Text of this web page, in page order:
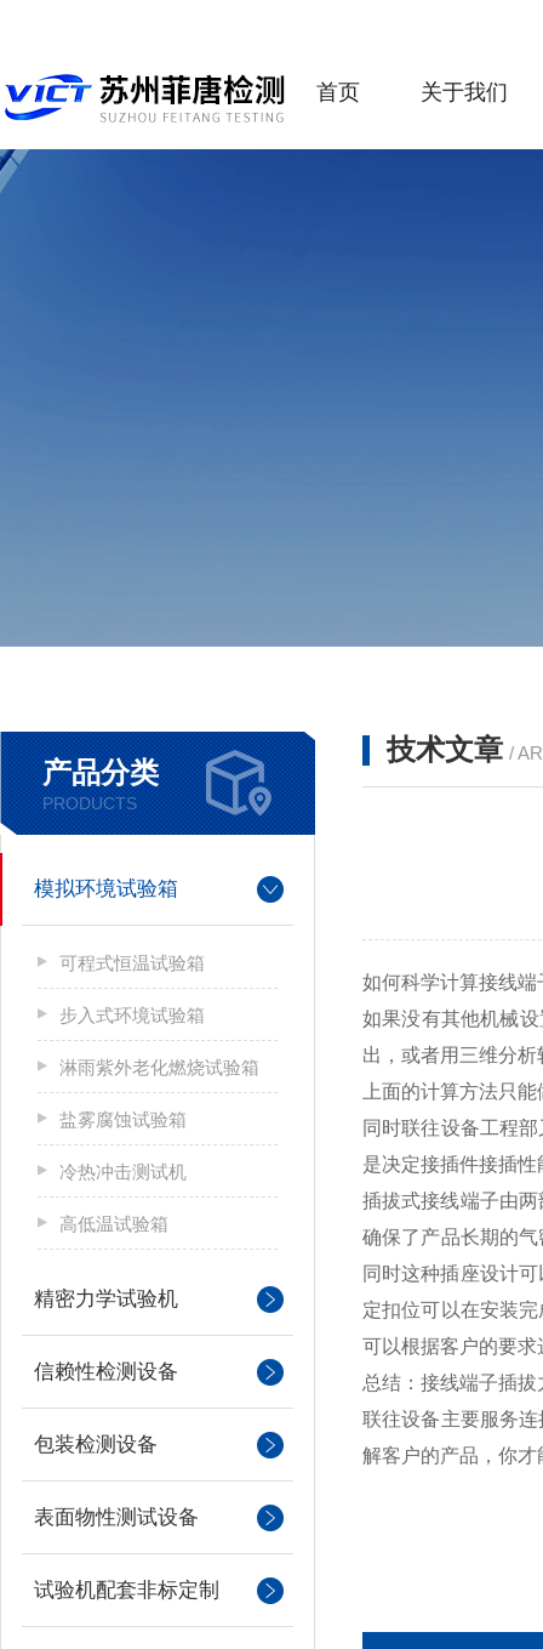
首页 关于我们
产品分类
PRODUCTS
模拟环境试验箱
可程式恒温试验箱
步入式环境试验箱
淋雨紫外老化燃烧试验箱
盐雾腐蚀试验箱
冷热冲击测试机
高低温试验箱
精密力学试验机
信赖性检测设备
包装检测设备
表面物性测试设备
试验机配套非标定制
技术文章 /
如何科学计算接线
如果没有其他机械
出，或者用三维分
上面的计算方法只
同时联往设备工程
是决定接插件接插
插拔式接线端子由
确保了产品长期的
同时这种插座设计
定扣位可以在安装
可以根据客户的要
总结：接线端子插
联往设备主要服务
解客户的产品，你